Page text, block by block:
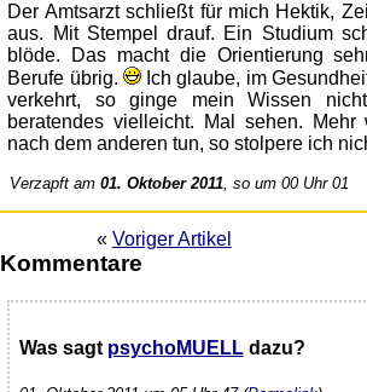
Der Amtsarzt schließt für mich Hektik,
aus. Mit Stempel drauf. Ein Studium
blöde. Das macht die Orientierung
Berufe übrig.
Ich glaube, im
verkehrt, so ginge mein Wissen
beratendes vielleicht. Mal sehen.
nach dem anderen tun, so stolpere ich
Verzapft am01. Oktober 2011, so um 00 Uhr 01
« Voriger Artikel
Kommentare
Was sagt psychoMUELLdazu?